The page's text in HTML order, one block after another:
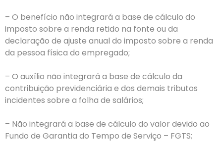
– O benefício não integrará a base de cálculo do
imposto sobre a renda retido na fonte ou da
declaração de ajuste anual do imposto sobre a renda
da pessoa física do empregado;
– O auxílio não integrará a base de cálculo da
contribuição previdenciária e dos demais tributos
incidentes sobre a folha de salários;
– Não integrará a base de cálculo do valor devido ao
Fundo de Garantia do Tempo de Serviço – FGTS;